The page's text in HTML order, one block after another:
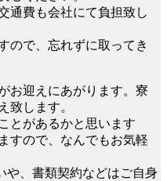
通費も会社にて負担致し
ので、忘れずに取ってき
お迎えにあがります。寮
致します。
とがあるかと思います
すので、なんでもお気軽
や、書類契約などはご自身